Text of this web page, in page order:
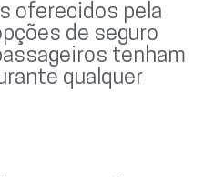
oferecidos pela
de seguro
tenham
qualquer